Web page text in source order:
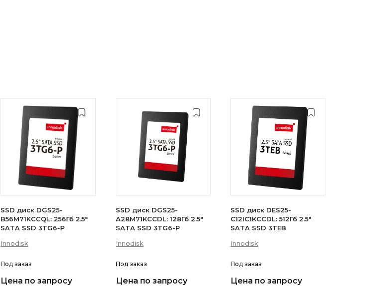
SSD диск DGS25-
B56M71KCCQL: 256Гб 2.5"
SATA SSD 3TG6-P
Innodisk
Под заказ
Цена по запросу
SSD диск DGS25-
A28M71KCCDL: 128Гб 2.5"
SATA SSD 3TG6-P
Innodisk
Под заказ
Цена по запросу
SSD диск DES25-
C12IC1KCCDL: 512Гб 2.5"
SATA SSD 3TEB
Innodisk
Под заказ
Цена по запросу